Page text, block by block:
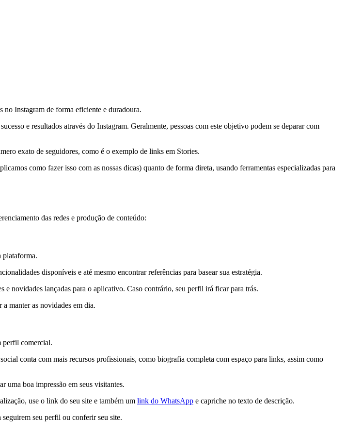
no Instagram de forma eficiente e duradoura.
e resultados através do Instagram. Geralmente, pessoas com este objetivo podem se deparar com
exato de seguidores, como é o exemplo de links em Stories.
como fazer isso com as nossas dicas) quanto de forma direta, usando ferramentas especializadas para
das redes e produção de conteúdo:
plataforma.
disponíveis e até mesmo encontrar referências para basear sua estratégia.
e novidades lançadas para o aplicativo. Caso contrário, seu perfil irá ficar para trás.
a manter as novidades em dia.
perfil comercial.
conta com mais recursos profissionais, como biografia completa com espaço para links, assim como
uma boa impressão em seus visitantes.
use o link do seu site e também um link do WhatsApp e capriche no texto de descrição.
seu perfil ou conferir seu site.